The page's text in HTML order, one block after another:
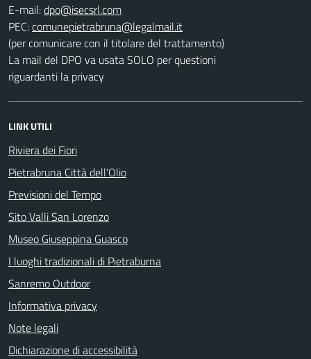
E-mail:
PEC:
(per comunicare con il titolare del trattamento)
La mail del DPO va usata SOLO per questioni
riguardanti la privacy
LINK UTILI
Riviera dei Fiori
Pietrabruna Città dell'Olio
Previsioni del Tempo
Sito Valli San Lorenzo
Museo Giuseppina Guasco
I luoghi tradizionali di Pietraburna
Sanremo Outdoor
Informativa privacy
Note legali
Dichiarazione di accessibilità